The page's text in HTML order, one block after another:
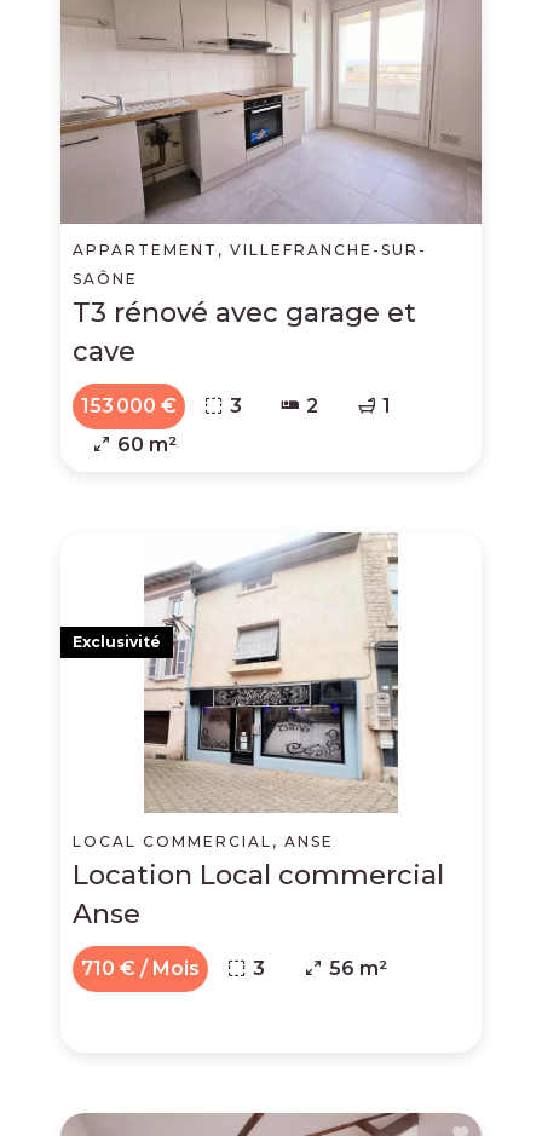
APPARTEMENT, VILLEFRANCHE-SUR-
SAÔNE
T3 rénové avec garage et
cave
153 000 € 3 2
1
60 m²
LOCAL COMMERCIAL, ANSE
Location Local commercial
Anse
710 € / Mois 3 56 m²
Exclusivité